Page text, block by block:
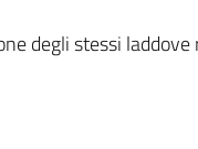
degli stessi